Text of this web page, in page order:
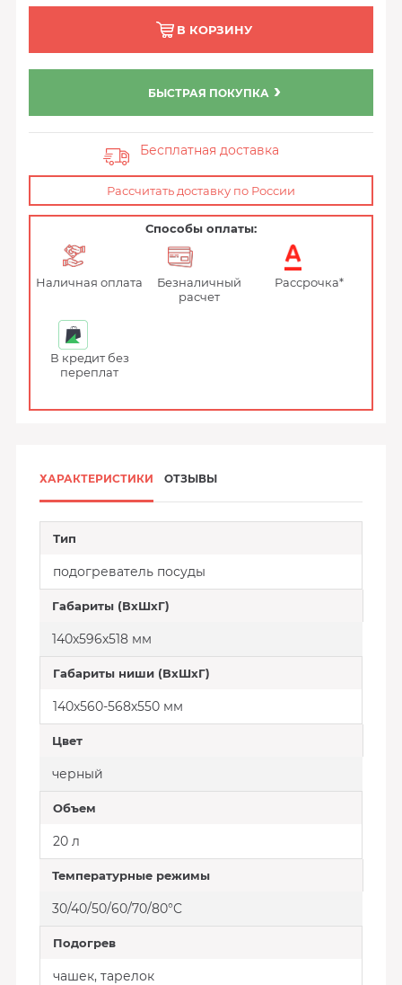
В КОРЗИНУ
БЫСТРАЯ ПОКУПКА
Бесплатная доставка
Рассчитать доставку по России
Способы оплаты:
Наличная оплата
Безналичный
расчет
Рассрочка*
В кредит без
переплат
ХАРАКТЕРИСТИКИ ОТЗЫВЫ
Тип
подогреватель посуды
Габариты (ВхШхГ)
140х596х518 мм
Габариты ниши (ВхШхГ)
140х560-568х550 мм
Цвет
черный
Объем
20 л
Температурные режимы
30/40/50/60/70/80°C
Подогрев
чашек, тарелок